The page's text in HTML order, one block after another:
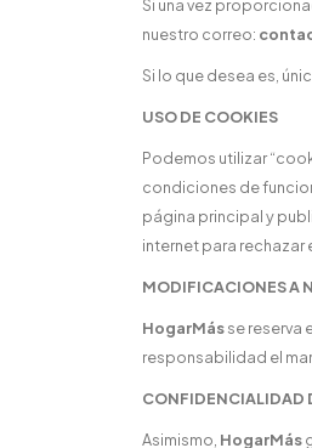
Si una vez
nuestro correo:
Si lo que desea es,
USO DE COOKIES
Podemos utilizar
condiciones de
página principal y
internet para rechazar
MODIFICACIONES A
HogarMásse reserva
responsabilidad el
CONFIDENCIALIDAD
Asimismo, HogarMás